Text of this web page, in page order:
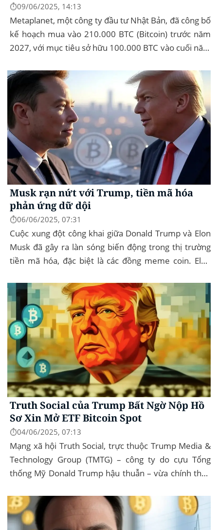
⏱️09/06/2025, 14:13
Metaplanet, một công ty đầu tư Nhật Bản, đã công bố
kế hoạch mua vào 210.000 BTC (Bitcoin) trước năm
2027, với mục tiêu sở hữu 100.000 BTC vào cuối năm
Musk rạn nứt với Trump, tiền mã hóa
phản ứng dữ dội
⏱️06/06/2025, 07:31
Cuộc xung đột công khai giữa Donald Trump và Elon
Musk đã gây ra làn sóng biến động trong thị trường
tiền mã hóa, đặc biệt là các đồng meme coin. Elon
Government...
Truth Social của Trump Bất Ngờ Nộp Hồ
Sơ Xin Mở ETF Bitcoin Spot
⏱️04/06/2025, 07:13
Mạng xã hội Truth Social, trực thuộc Trump Media &
Technology Group (TMTG) – công ty do cựu Tổng
thống Mỹ Donald Trump hậu thuẫn – vừa chính thức